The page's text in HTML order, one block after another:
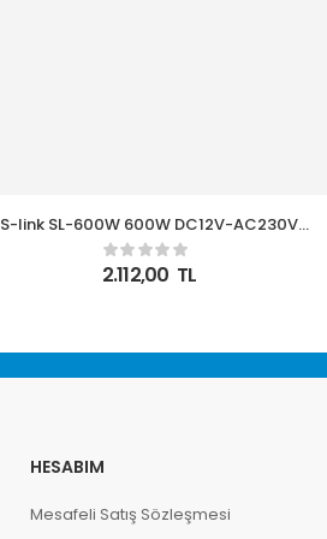
S-link SL-600W 600W DC12V-AC230V
İnverter
2.112,00 TL
HESABIM
Mesafeli Satış Sözleşmesi